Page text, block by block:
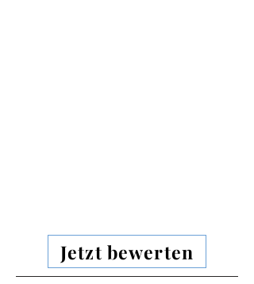
Jetzt bewerten